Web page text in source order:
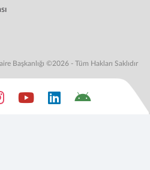
Başkanlığı ©2026 - Tüm Hakları Saklıdır